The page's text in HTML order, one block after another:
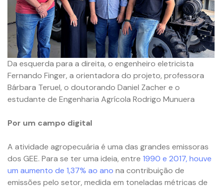
Da esquerda para a direita, o engenheiro eletricista
Fernando Finger, a orientadora do projeto, professora
Bárbara Teruel, o doutorando Daniel Zacher e o
estudante de Engenharia Agrícola Rodrigo Munuera
Por um campo digital
A atividade agropecuária é uma das grandes emissoras
dos GEE. Para se ter uma ideia, entre 1990 e 2017, houve
um aumento de 1,37% ao ano na contribuição de
emissões pelo setor, medida em toneladas métricas de